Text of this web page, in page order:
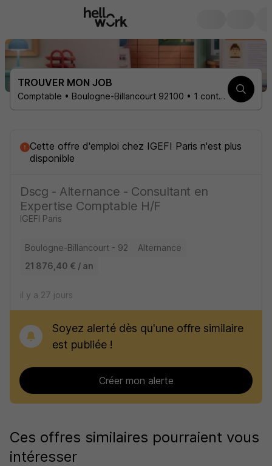
TROUVER MON JOB
Comptable • Boulogne-Billancourt 92100 • 1 contrat
Cette offre d'emploi chez IGEFI Paris n'est plus
disponible
Dscg - Alternance - Consultant en
Expertise Comptable H/F
IGEFI Paris
Boulogne-Billancourt - 92
Alternance
21 876,40 € / an
il y a 27 jours
Soyez alerté dès qu'une offre similaire
est publiée !
Créer mon alerte
Ces offres similaires pourraient vous
intéresser